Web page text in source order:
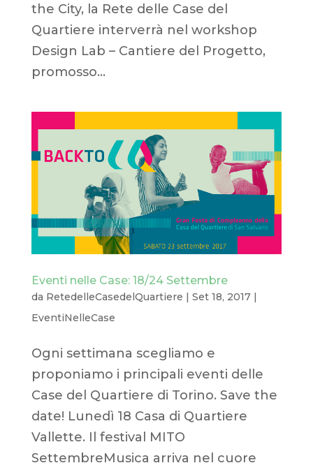
the City, la Rete delle Case del
Quartiere interverrà nel workshop
Design Lab – Cantiere del Progetto,
promosso...
Eventi nelle Case: 18/24 Settembre
da RetedelleCasedelQuartiere | Set 18, 2017|
EventiNelleCase
Ogni settimana scegliamo e
proponiamo i principali eventi delle
Case del Quartiere di Torino. Save the
date! Lunedì 18 Casa di Quartiere
Vallette. Il festival MITO
SettembreMusica arriva nel cuore